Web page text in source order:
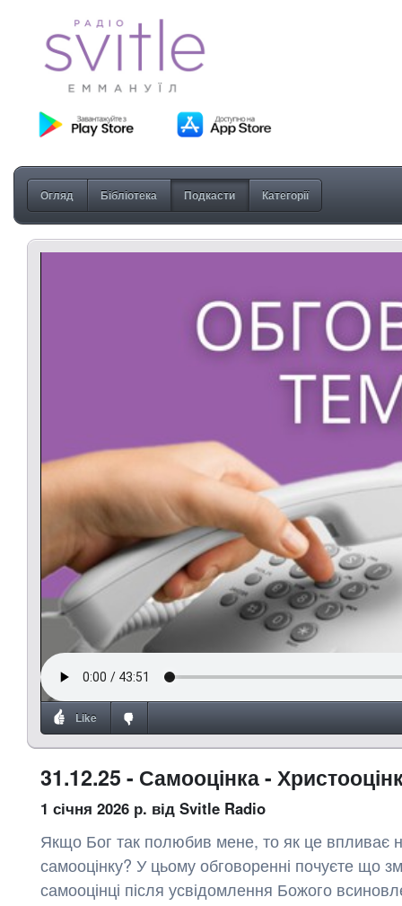
Огляд Бібліотека Подкасти Категорії
Like
31.12.25 - Самооцінка -
1 січня 2026 р. від Svitle Radio
Якщо Бог так полюбив мене, то як це впливає
самооцінку? У цьому обговоренні почуєте що
самооцінці після усвідомлення Божого